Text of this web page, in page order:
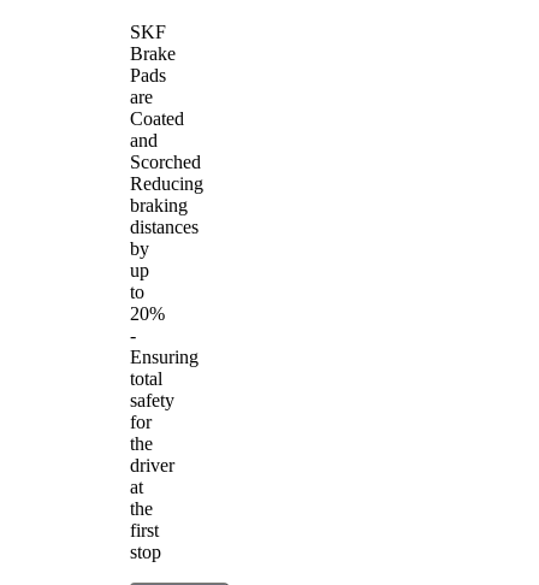
SKF
Brake
Pads
are
Coated
and
Scorched
Reducing
braking
distances
by
up
to
20%
-
Ensuring
total
safety
for
the
driver
at
the
first
stop